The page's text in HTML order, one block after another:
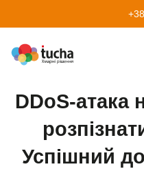
TuchaFlex+
Бухгалтерія у хмарі
Партнерство
DDoS-атака
Успішний